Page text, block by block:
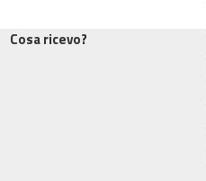
Cosa ricevo?